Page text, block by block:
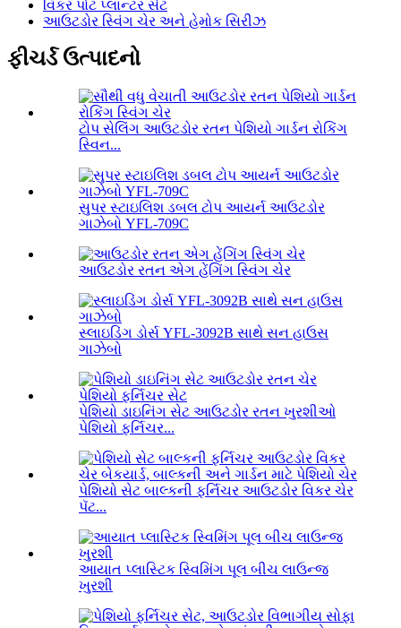
વિકર પોટ પ્લાન્ટર સેટ
આઉટડોર સ્વિંગ ચેર અને હેમોક સિરીઝ
ફીચર્ડ ઉત્પાદનો
ટોપ સેલિંગ આઉટડોર રતન પેશિયો ગાર્ડન રોકિંગ
સ્વિન...
સુપર સ્ટાઇલિશ ડબલ ટોપ આયર્ન આઉટડોર
ગાઝેબો YFL-709C
આઉટડોર રતન એગ હેંગિંગ સ્વિંગ ચેર
સ્લાઇડિંગ ડોર્સ YFL-3092B સાથે સન હાઉસ
ગાઝેબો
પેશિયો ડાઇનિંગ સેટ આઉટડોર રતન ખુરશીઓ
પેશિયો ફર્નિચર...
પેશિયો સેટ બાલ્કની ફર્નિચર આઉટડોર વિકર ચેર
પૅટ...
આયાત પ્લાસ્ટિક સ્વિમિંગ પૂલ બીચ લાઉન્જ
ખુરશી